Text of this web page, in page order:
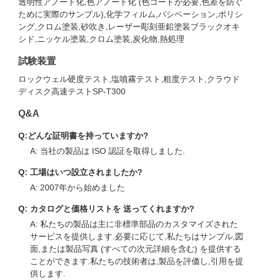
ために実際のサンプル),化学フィルム,パシベーション,ポリシ
ング,クロム塗装,砂吹き,レーザー彫刻亜鉛塗装ブラックオキ
シド,ニッケル塗装,クロム塗装,炭化物,熱処理
試験装置
ロックウェル硬度テスト,塩噴霧テスト,粗度テスト,クラウド
ディスク高速テストSP-T300
Q&A
Q:どんな証明書を持っていますか?
A: 当社の製品は ISO 認証を取得しました.
Q: 工場はいつ設立されましたか?
A: 2007年から始めました
Q: カタログと価格リストを 送ってくれますか?
A: 私たちの製品は主に非標準部品のカスタマイズされた
サービスを提供します.必要に応じて,私たちはサンプル,図
面,または製品写真 (すべての次元詳細を含む) を提供する
ことができます.私たちの技術者は,製品を評価し,引用を提
供します.